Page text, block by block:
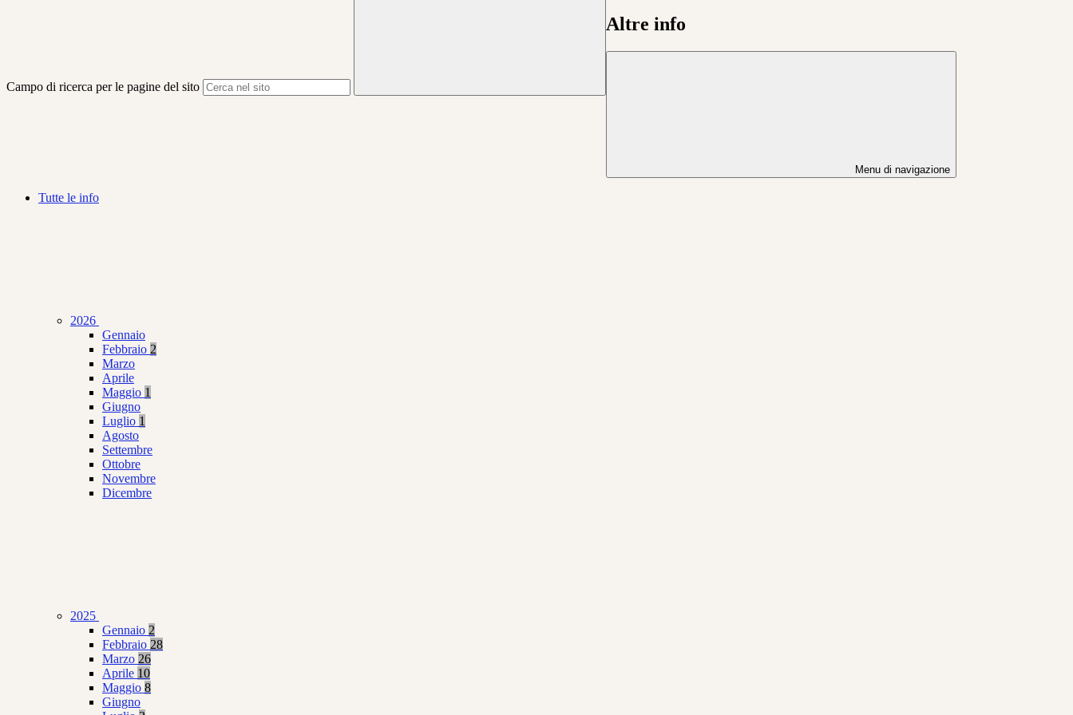
Campo di ricerca per le pagine del sito
Altre info
Menu di navigazione
Tutte le info
2026
Gennaio
Febbraio 2
Marzo
Aprile
Maggio 1
Giugno
Luglio 1
Agosto
Settembre
Ottobre
Novembre
Dicembre
2025
Gennaio 2
Febbraio 28
Marzo 26
Aprile 10
Maggio 8
Giugno